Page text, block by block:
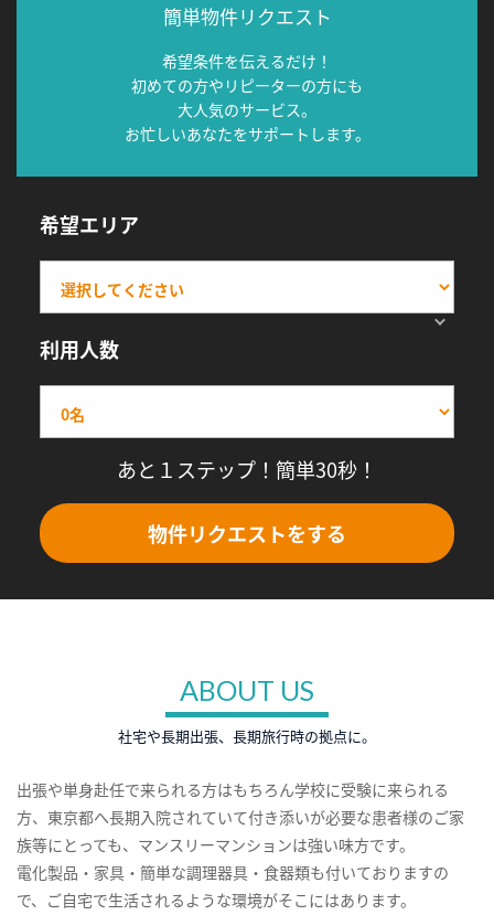
簡単物件リクエスト
希望条件を伝えるだけ！
初めての方やリピーターの方にも
大人気のサービス。
お忙しいあなたをサポートします。
希望エリア
利用人数
あと１ステップ！簡単30秒！
物件リクエストをする
ABOUT US
社宅や長期出張、長期旅行時の拠点に。
出張や単身赴任で来られる方はもちろん学校に受験に来られる
方、東京都へ長期入院されていて付き添いが必要な患者様のご家
族等にとっても、マンスリーマンションは強い味方です。
電化製品・家具・簡単な調理器具・食器類も付いておりますの
で、ご自宅で生活されるような環境がそこにはあります。